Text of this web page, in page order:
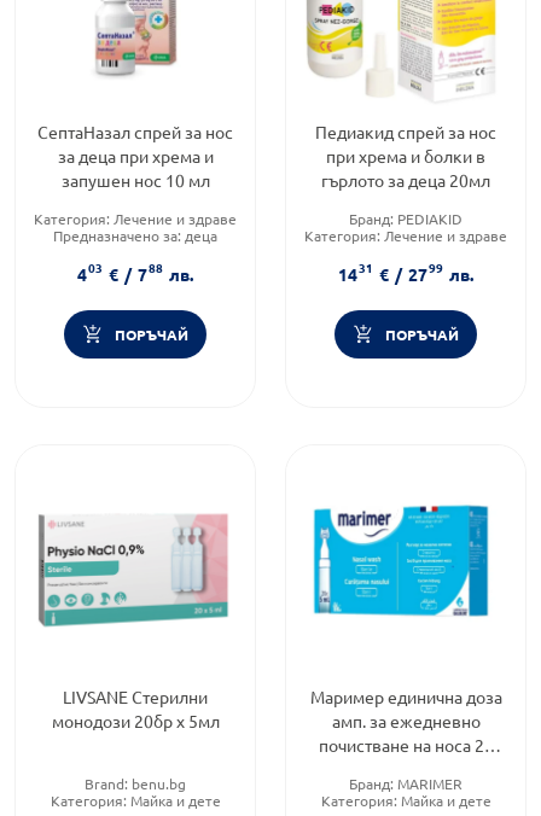
СептаНазал спрей за нос
за деца при хрема и
запушен нос 10 мл
Категория: Лечение и здраве
Предназначено за: деца
403 € / 788 лв.
ПОРЪЧАЙ
Педиакид спрей за нос
при хрема и болки в
гърлото за деца 20мл
Бранд: PEDIAKID
Категория: Лечение и здраве
1431 € / 2799 лв.
ПОРЪЧАЙ
LIVSANE Стерилни
монодози 20бр х 5мл
Brand: benu.bg
Категория: Майка и дете
Маример единична доза
амп. за ежедневно
почистване на носа 20
Бранд: MARIMER
Категория: Майка и дете